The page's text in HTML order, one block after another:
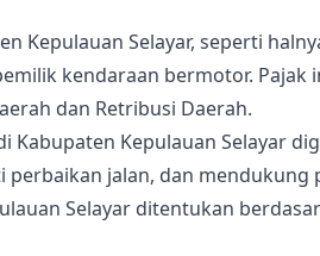
Kepulauan Selayar, seperti
kendaraan bermotor.
dan Retribusi Daerah.
Kabupaten Kepulauan Selayar
jalan, dan mendukung
Selayar ditentukan